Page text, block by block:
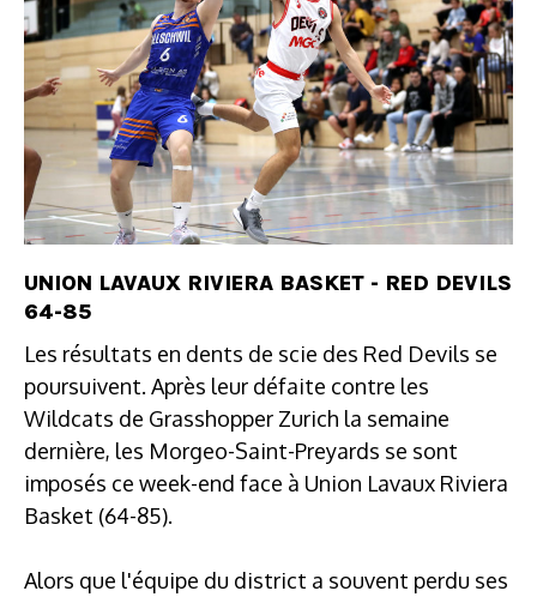
UNION LAVAUX RIVIERA BASKET - RED DEVILS
64-85
Les résultats en dents de scie des Red Devils se
poursuivent. Après leur défaite contre les
Wildcats de Grasshopper Zurich la semaine
dernière, les Morgeo-Saint-Preyards se sont
imposés ce week-end face à Union Lavaux Riviera
Basket (64-85).
Alors que l'équipe du district a souvent perdu ses